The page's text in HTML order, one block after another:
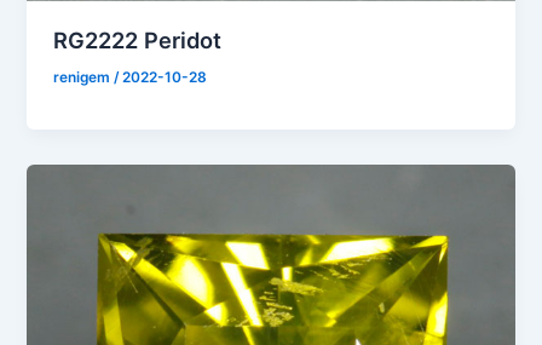
RG2222 Peridot
renigem/2022-10-28